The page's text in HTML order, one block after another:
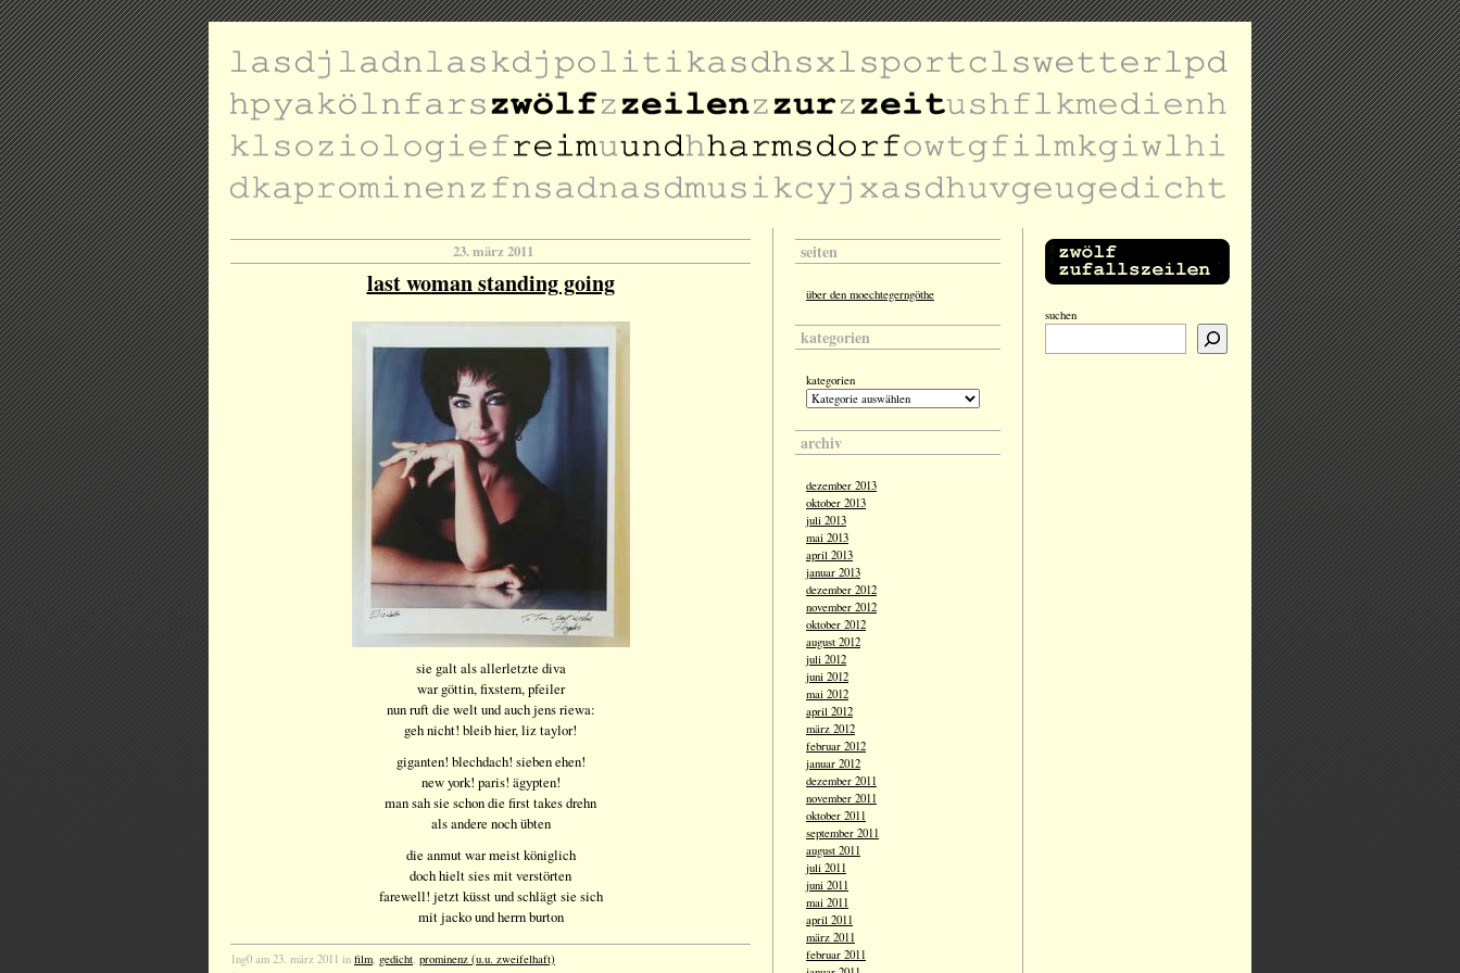
23. märz 2011
last woman standing going
sie galt als allerletzte diva
war göttin, fixstern, pfeiler
nun ruft die welt und auch jens riewa:
geh nicht! bleib hier, liz taylor!
giganten! blechdach! sieben ehen!
new york! paris! ägypten!
man sah sie schon die first takes drehn
als andere noch übten
die anmut war meist königlich
doch hielt sies mit verstörten
farewell! jetzt küsst und schlägt sie sich
mit jacko und herrn burton
1ng0 am 23. märz 2011 in film, gedicht, prominenz (u.u. zweifelhaft)
seiten
über den moechtegerngöthe
kategorien
kategorien
archiv
dezember 2013
oktober 2013
juli 2013
mai 2013
april 2013
januar 2013
dezember 2012
november 2012
oktober 2012
august 2012
juli 2012
juni 2012
mai 2012
april 2012
märz 2012
februar 2012
januar 2012
dezember 2011
november 2011
oktober 2011
september 2011
august 2011
juli 2011
juni 2011
mai 2011
april 2011
märz 2011
februar 2011
suchen